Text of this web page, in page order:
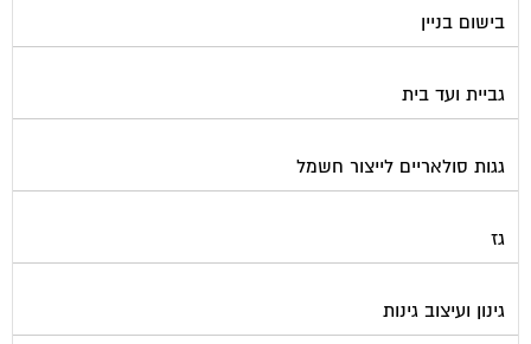
הדברה
הנדימן
הרחקת יונים
התחדשות עירונית
חברות ניהול בתים משותפים